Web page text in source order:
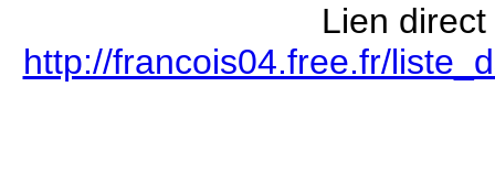
Lien
http://francois04.free.fr/